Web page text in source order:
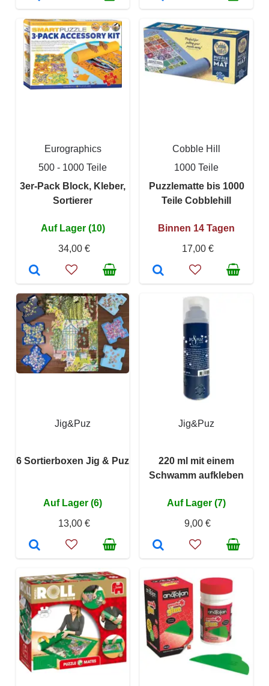
Eurographics
500 - 1000 Teile
3er-Pack Block, Kleber,
Sortierer
Auf Lager (10)
34,00 €
Cobble Hill
1000 Teile
Puzzlematte bis 1000
Teile Cobblehill
Binnen 14 Tagen
17,00 €
Jig&Puz
6 Sortierboxen Jig & Puz
Auf Lager (6)
13,00 €
Jig&Puz
220 ml mit einem
Schwamm aufkleben
Auf Lager (7)
9,00 €